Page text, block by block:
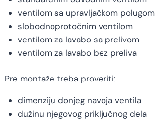
ventilom sa upravljačkom polugom
slobodnoprotočnim ventilom
ventilom za lavabo sa prelivom
ventilom za lavabo bez preliva
Pre montaže treba proveriti:
dimenziju donjeg navoja ventila
dužinu njegovog priključnog dela